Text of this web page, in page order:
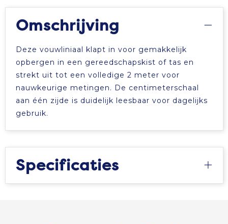
Omschrijving
Deze vouwliniaal klapt in voor gemakkelijk
opbergen in een gereedschapskist of tas en
strekt uit tot een volledige 2 meter voor
nauwkeurige metingen. De centimeterschaal
aan één zijde is duidelijk leesbaar voor dagelijks
gebruik.
Specificaties